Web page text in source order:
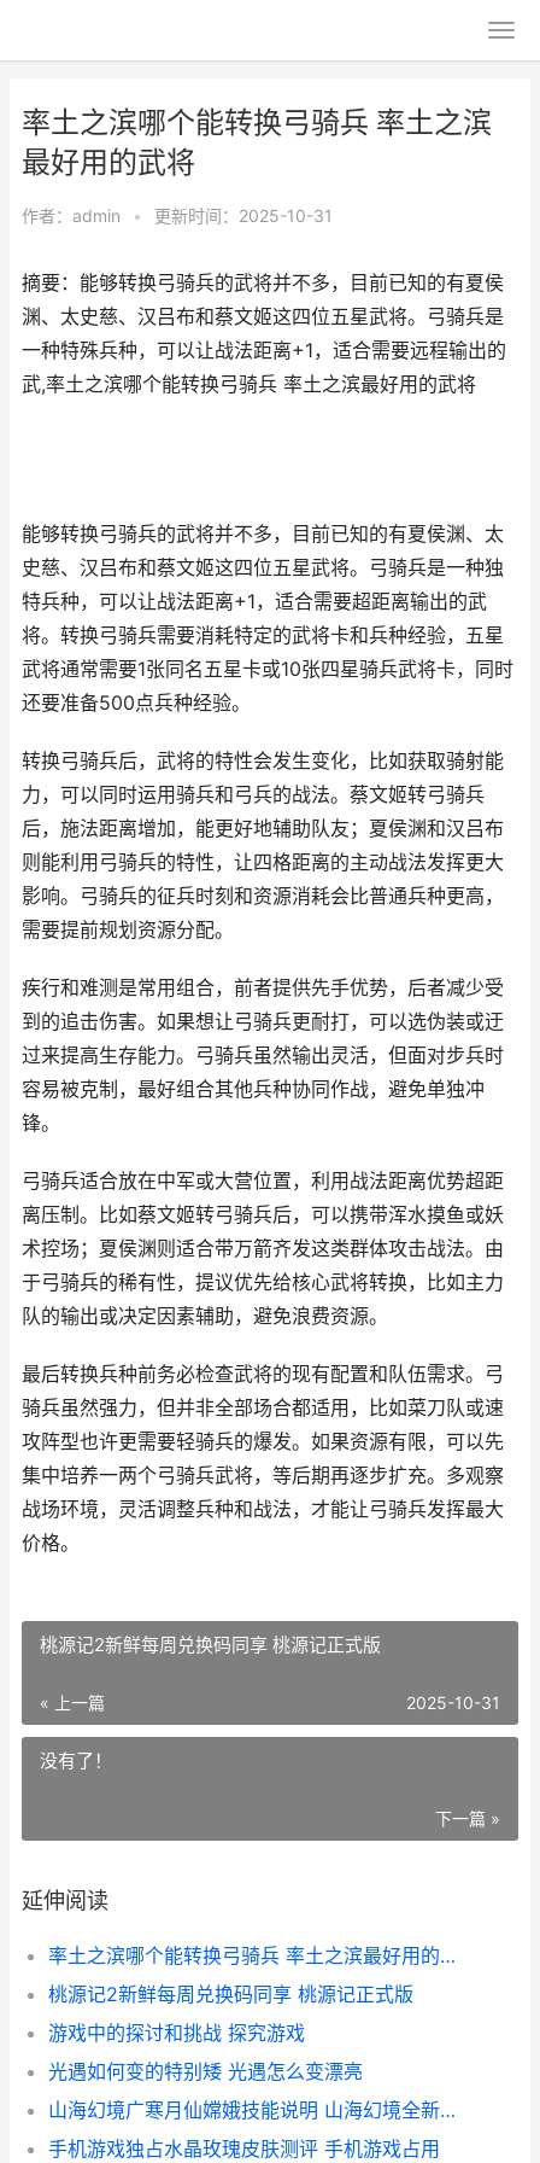
率土之滨哪个能转换弓骑兵 率土之滨
最好用的武将
作者： admin • 更新时间：2025-10-31
摘要：能够转换弓骑兵的武将并不多，目前已知的有夏侯
渊、太史慈、汉吕布和蔡文姬这四位五星武将。弓骑兵是
一种特殊兵种，可以让战法距离+1，适合需要远程输出的
武,率土之滨哪个能转换弓骑兵 率土之滨最好用的武将
能够转换弓骑兵的武将并不多，目前已知的有夏侯渊、太
史慈、汉吕布和蔡文姬这四位五星武将。弓骑兵是一种独
特兵种，可以让战法距离+1，适合需要超距离输出的武
将。转换弓骑兵需要消耗特定的武将卡和兵种经验，五星
武将通常需要1张同名五星卡或10张四星骑兵武将卡，同时
还要准备500点兵种经验。
转换弓骑兵后，武将的特性会发生变化，比如获取骑射能
力，可以同时运用骑兵和弓兵的战法。蔡文姬转弓骑兵
后，施法距离增加，能更好地辅助队友；夏侯渊和汉吕布
则能利用弓骑兵的特性，让四格距离的主动战法发挥更大
影响。弓骑兵的征兵时刻和资源消耗会比普通兵种更高，
需要提前规划资源分配。
疾行和难测是常用组合，前者提供先手优势，后者减少受
到的追击伤害。如果想让弓骑兵更耐打，可以选伪装或迂
过来提高生存能力。弓骑兵虽然输出灵活，但面对步兵时
容易被克制，最好组合其他兵种协同作战，避免单独冲
锋。
弓骑兵适合放在中军或大营位置，利用战法距离优势超距
离压制。比如蔡文姬转弓骑兵后，可以携带浑水摸鱼或妖
术控场；夏侯渊则适合带万箭齐发这类群体攻击战法。由
于弓骑兵的稀有性，提议优先给核心武将转换，比如主力
队的输出或决定因素辅助，避免浪费资源。
最后转换兵种前务必检查武将的现有配置和队伍需求。弓
骑兵虽然强力，但并非全部场合都适用，比如菜刀队或速
攻阵型也许更需要轻骑兵的爆发。如果资源有限，可以先
集中培养一两个弓骑兵武将，等后期再逐步扩充。多观察
战场环境，灵活调整兵种和战法，才能让弓骑兵发挥最大
价格。
桃源记2新鲜每周兑换码同享 桃源记正式版
« 上一篇 2025-10-31
没有了！
下一篇 »
延伸阅读
率土之滨哪个能转换弓骑兵 率土之滨最好用的武将
桃源记2新鲜每周兑换码同享 桃源记正式版
游戏中的探讨和挑战 探究游戏
光遇如何变的特别矮 光遇怎么变漂亮
山海幻境广寒月仙嫦娥技能说明 山海幻境全新玄幻大作
手机游戏独占水晶玫瑰皮肤测评 手机游戏占用